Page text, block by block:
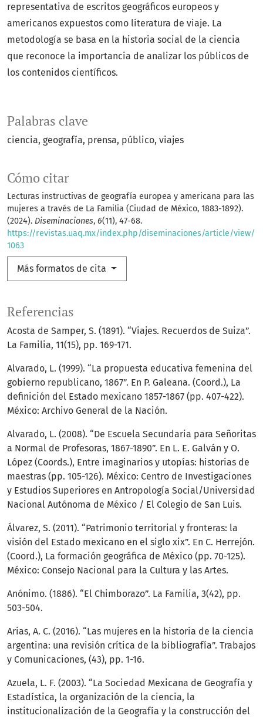
Palabras clave
ciencia geografía prensa público viajes
Cómo citar
Lecturas instructivas de geografía europea y americana para las
mujeres a través de La Familia (Ciudad de México, 1883-1892).
(2024). Diseminaciones, 6(11), 47-68.
https://revistas.uaq.mx/index.php/diseminaciones/article/view/
1063
Más formatos de cita
representativa de escritos geográficos europeos y
americanos expuestos como literatura de viaje. La
metodología se basa en la historia social de la ciencia
que reconoce la importancia de analizar los públicos de
los contenidos científicos.
Referencias
Acosta de Samper, S. (1891). “Viajes. Recuerdos de Suiza”.
La Familia, 11(15), pp. 169-171.
Alvarado, L. (1999). “La propuesta educativa femenina del
gobierno republicano, 1867”. En P. Galeana. (Coord.), La
definición del Estado mexicano 1857-1867 (pp. 407-422).
México: Archivo General de la Nación.
Alvarado, L. (2008). “De Escuela Secundaria para Señoritas
a Normal de Profesoras, 1867-1890”. En L. E. Galván y O.
López (Coords.), Entre imaginarios y utopías: historias de
maestras (pp. 105-126). México: Centro de Investigaciones
y Estudios Superiores en Antropología Social/Universidad
Nacional Autónoma de México / El Colegio de San Luis.
Álvarez, S. (2011). “Patrimonio territorial y fronteras: la
visión del Estado mexicano en el siglo xix”. En C. Herrejón.
(Coord.), La formación geográfica de México (pp. 70-125).
México: Consejo Nacional para la Cultura y las Artes.
Anónimo. (1886). “El Chimborazo”. La Familia, 3(42), pp.
503-504.
Arias, A. C. (2016). “Las mujeres en la historia de la ciencia
argentina: una revisión crítica de la bibliografía”. Trabajos
y Comunicaciones, (43), pp. 1-16.
Azuela, L. F. (2003). “La Sociedad Mexicana de Geografía y
Estadística, la organización de la ciencia, la
institucionalización de la Geografía y la construcción del